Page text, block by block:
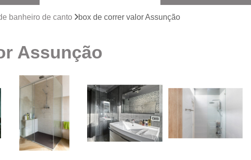
em
para
de
com
corpo
Box
Box de
Box de Vidro
banheiro de canto box de correr valor Assunção
Assunção